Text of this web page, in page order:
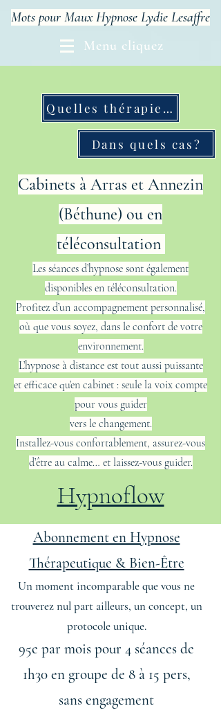
Mots pour Maux Hypnose Lydie Lesaffre
Menu cliquez
Quelles thérapies?
Dans quels cas?
Cabinets à Arras et Annezin
(Béthune) ou en
téléconsultation
Les séances d’hypnose sont également
disponibles en téléconsultation.
Profitez d’un accompagnement personnalisé,
où que vous soyez, dans le confort de votre
environnement.
L’hypnose à distance est tout aussi puissante
et efficace qu’en cabinet : seule la voix compte
pour vous guider
vers le changement.
Installez-vous confortablement, assurez-vous
d’être au calme… et laissez-vous guider.
Hypnoflow
Abonnement en Hypnose
Thérapeutique & Bien-Être
Un moment incomparable que vous ne
trouverez nul part ailleurs, un concept, un
protocole unique.
95e par mois pour 4 séances de
1h30 en groupe de 8 à 15 pers,
sans engagement